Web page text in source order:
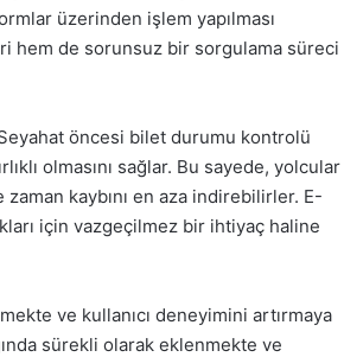
üzerinden işlem yapılması
hem de sorunsuz bir sorgulama süreci
öncesi bilet durumu kontrolü
olmasını sağlar. Bu sayede, yolcular
kaybını en aza indirebilirler. E-
için vazgeçilmez bir ihtiyaç haline
ve kullanıcı deneyimini artırmaya
sürekli olarak eklenmekte ve